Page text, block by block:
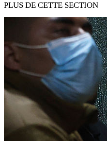
PLUS DE CETTE SECTION